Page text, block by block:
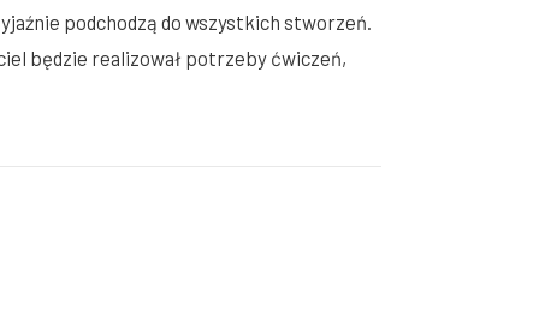
podchodzą do wszystkich stworzeń.
będzie realizował potrzeby ćwiczeń,